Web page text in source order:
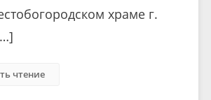
храме г.
чтение